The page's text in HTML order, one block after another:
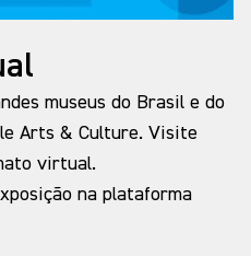
buscava contribuir para o
cultura contemporânea
dos espaços e objetos
compartilhado.
Gris, conhecido
foi um arquiteto
uma das figuras mais
no século XX.
museus do Brasil e do
Arts & Culture. Visite
virtual.
na plataforma